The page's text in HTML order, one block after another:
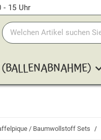
- 15 Uhr
(BALLENABNAHME)
/ Baumwollstoff Sets